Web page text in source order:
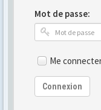
Mot de passe:
Me
Connexion